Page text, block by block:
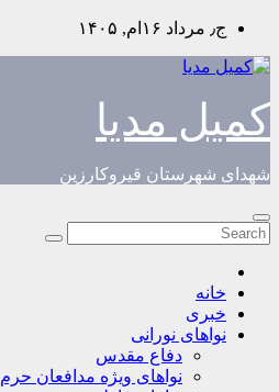
Skip
content
ج٫ مرداد ۱۶ام, ۱۴۰۵
کمیل مدیا
شهدای شهرستان قیروکارزین
خانه
خبری
نواهای نورانی
دفاع مقدس
نواهای ویژه مدافعان حرم